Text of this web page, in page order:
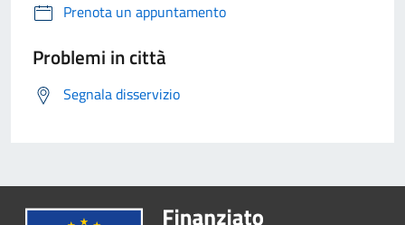
Prenota un appuntamento
Problemi in città
Segnala disservizio